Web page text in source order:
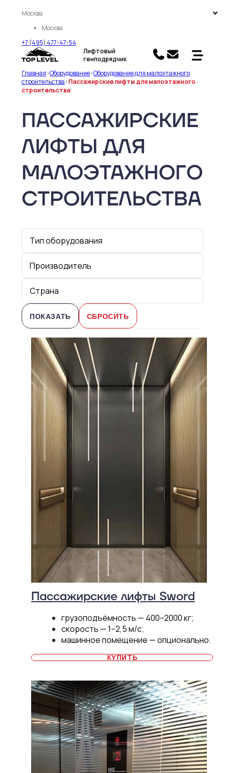
Москва
Москва
+7 (495) 477-47-54
Лифтовый
генподрядчик
Главная>Оборудование>Оборудование для малоэтажного
строительства>Пассажирские лифты для малоэтажного
строительства
ПАССАЖИРСКИЕ
ЛИФТЫ ДЛЯ
МАЛОЭТАЖНОГО
СТРОИТЕЛЬСТВА
тип оборудования
производитель
страна
Пассажирские лифты Sword
грузоподъёмность — 400–2000 кг;
скорость — 1–2,5 м/с;
машинное помещение — опционально.
КУПИТЬ